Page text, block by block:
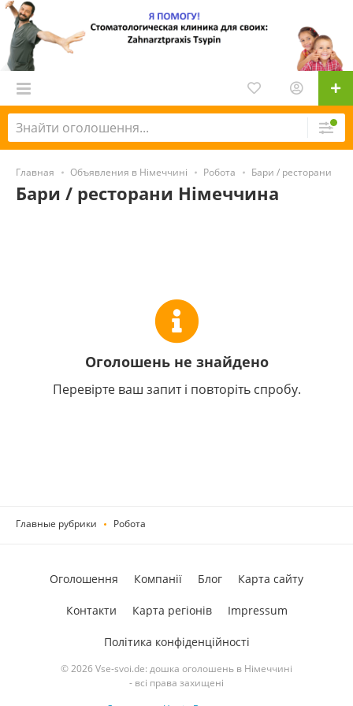
Главная Объявления в Німеччині Робота Бари / ресторани
Бари / ресторани Німеччина
Оголошень не знайдено
Перевірте ваш запит і повторіть спробу.
Главные рубрики Робота
© 2026 Vse-svoi.de: дошка оголошень в Німеччині
- всі права захищені
Оголошення Компанії Блог Карта сайту
Контакти Карта регіонів Impressum
Політика конфіденційності